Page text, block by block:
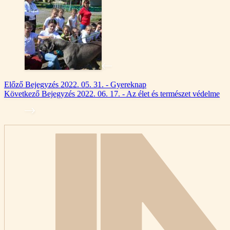
Előző Bejegyzés 2022. 05. 31. - Gyereknap
Következő Bejegyzés 2022. 06. 17. - Az élet és természet védelme